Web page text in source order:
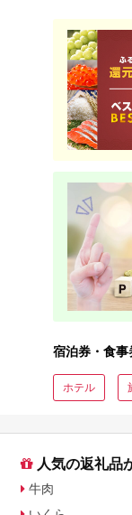
宿泊券・食事
ホテル
人気の返礼品
牛肉